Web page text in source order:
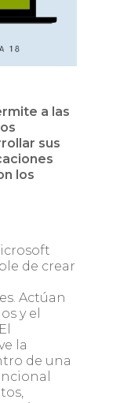
a las
sus
los
de crear
Actúan
y el
la
de una